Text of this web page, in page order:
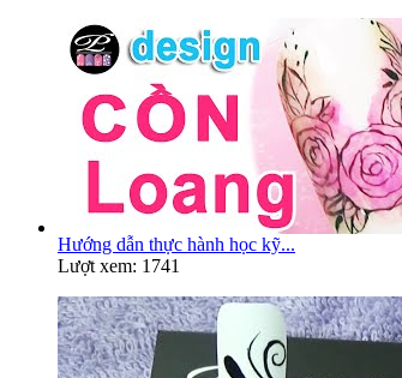
Hướng dẫn thực hành học kỹ...
Lượt xem: 1741